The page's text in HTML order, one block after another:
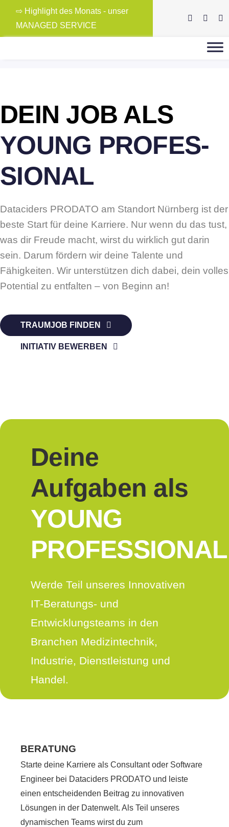
content
⇨ Highlight des Monats - unser
MANAGED SERVICE
DEIN JOB ALS
YOUNG PROFES­
SIONAL
Dataciders PRODATO am Standort Nürnberg ist der
beste Start für deine Karriere. Nur wenn du das tust,
was dir Freude macht, wirst du wirklich gut darin
sein. Darum fördern wir deine Talente und
Fähigkeiten. Wir unterstützen dich dabei, dein volles
Potential zu entfalten – von Beginn an!
TRAUMJOB FINDEN
INITIATIV BEWERBEN
Deine
Aufgaben als
YOUNG
PROFESSIONAL
Werde Teil unseres Innovativen
IT-Beratungs- und
Entwicklungsteams in den
Branchen Medizintechnik,
Industrie, Dienstleistung und
Handel.
BERATUNG
Starte deine Karriere als Consultant oder Software
Engineer bei Dataciders PRODATO und leiste
einen entscheidenden Beitrag zu innovativen
Lösungen in der Datenwelt. Als Teil unseres
dynamischen Teams wirst du zum